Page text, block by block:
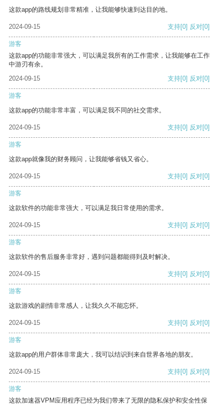
这款app的路线规划非常精准，让我能够快速到达目的地。
2024-09-15 支持[0] 反对[0]
游客
这款app的功能非常强大，可以满足我所有的工作需求，让我能够在工作
中游刃有余。
2024-09-15
支持[0] 反对[0]
游客
这款app的功能非常丰富，可以满足我不同的社交需求。
2024-09-15 支持[0] 反对[0]
游客
这款app就像我的财务顾问，让我能够省钱又省心。
2024-09-15 支持[0] 反对[0]
游客
这款软件的功能非常强大，可以满足我日常使用的需求。
2024-09-15 支持[0] 反对[0]
游客
这款软件的售后服务非常好，遇到问题都能得到及时解决。
2024-09-15 支持[0] 反对[0]
游客
这款游戏的剧情非常感人，让我久久不能忘怀。
2024-09-15 支持[0] 反对[0]
游客
这款app的用户群体非常庞大，我可以结识到来自世界各地的朋友。
2024-09-15 支持[0] 反对[0]
游客
这款加速器VPM应用程序已经为我们带来了无限的隐私保护和安全性保